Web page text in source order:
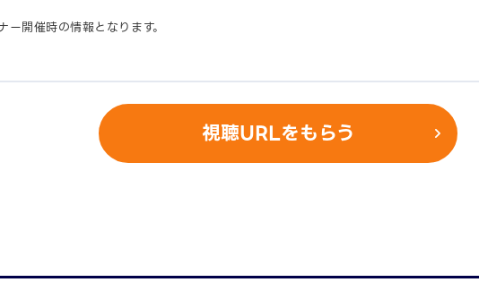
開催時の情報となります。
視聴URLをもらう